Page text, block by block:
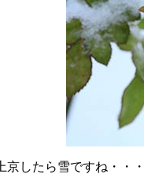
上京したら雪ですね・・